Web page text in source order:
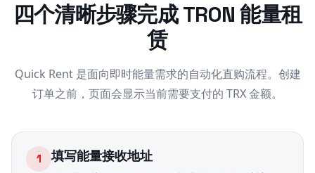
四个清晰步骤完成 TRON 能量租
赁
Quick Rent 是面向即时能量需求的自动化直购流程。创建
订单之前，页面会显示当前需要支付的 TRX 金额。
1 填写能量接收地址